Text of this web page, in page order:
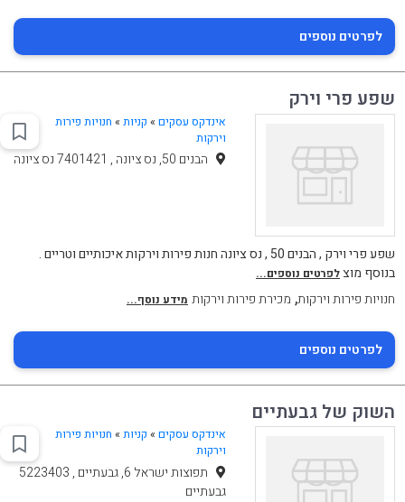
לפרטים נוספים
שפע פרי וירק
אינדקס עסקים » קניות» חנויות פירות
וירקות
הבנים 50, נס ציונה , 7401421 נס ציונה
שפע פרי וירק , הבנים 50 , נס ציונה חנות פירות וירקות איכותיים וטריים .
בנוסף מוצלפרטים נוספים...
חנויות פירות וירקות, מכירת פירות וירקות מידע נוסף...
לפרטים נוספים
השוק של גבעתיים
אינדקס עסקים » קניות» חנויות פירות
וירקות
תפוצות ישראל 6, גבעתיים , 5223403
גבעתיים